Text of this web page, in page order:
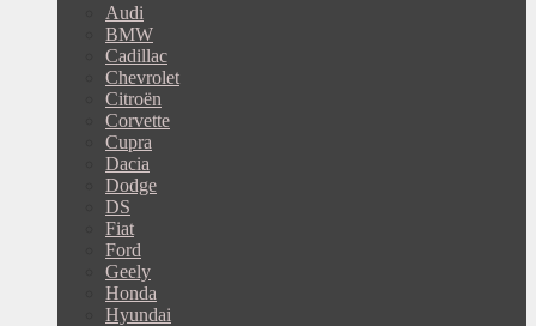
Audi
BMW
Cadillac
Chevrolet
Citroën
Corvette
Cupra
Dacia
Dodge
DS
Fiat
Ford
Geely
Honda
Hyundai